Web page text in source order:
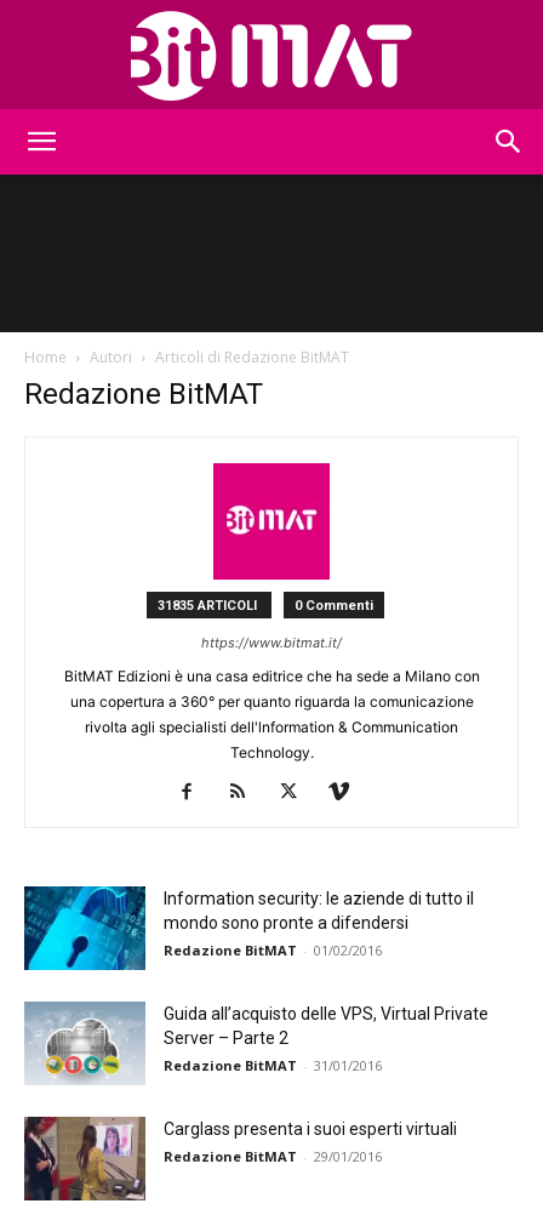
Home Autori Articoli di Redazione BitMAT
Redazione BitMAT
31835 ARTICOLI 0 Commenti
https://www.bitmat.it/
BitMAT Edizioni è una casa editrice che ha sede a Milano con
una copertura a 360° per quanto riguarda la comunicazione
rivolta agli specialisti dell'lnformation & Communication
Technology.
Information security: le aziende di tutto il
mondo sono pronte a difendersi
Redazione BitMAT - 01/02/2016
Guida all’acquisto delle VPS, Virtual Private
Server – Parte 2
Redazione BitMAT - 31/01/2016
Carglass presenta i suoi esperti virtuali
Redazione BitMAT - 29/01/2016